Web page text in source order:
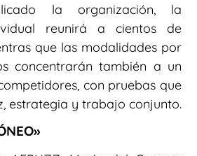
la organización, la
reunirá a cientos de
que las modalidades por
concentrarán también a un
con pruebas que
estrategia y trabajo conjunto.